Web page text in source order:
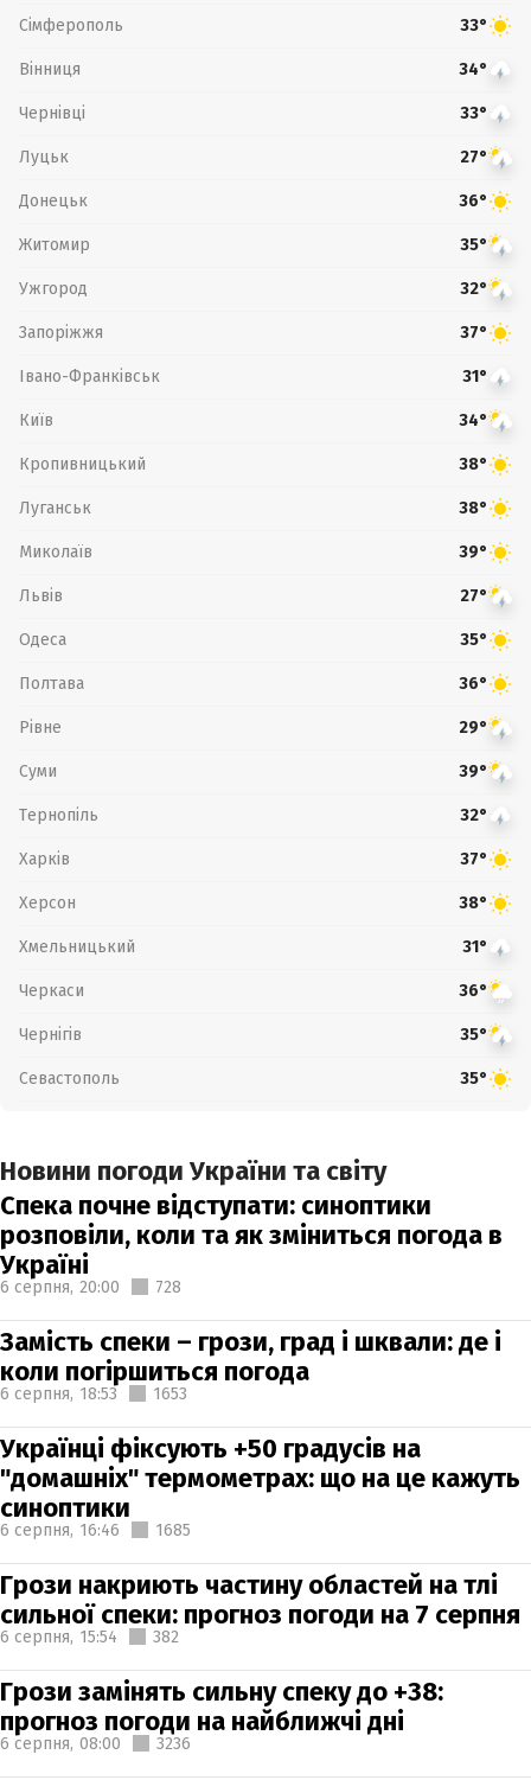
Сімферополь 33°
Вінниця 34°
Чернівці 33°
Луцьк 27°
Донецьк 36°
Житомир 35°
Ужгород 32°
Запоріжжя 37°
Івано-Франківськ 31°
Київ 34°
Кропивницький 38°
Луганськ 38°
Миколаїв 39°
Львів 27°
Одеса 35°
Полтава 36°
Рівне 29°
Суми 39°
Тернопіль 32°
Харків 37°
Херсон 38°
Хмельницький 31°
Черкаси 36°
Чернігів 35°
Севастополь 35°
Новини погоди України та світу
Спека почне відступати: синоптики
розповіли, коли та як зміниться погода в
Україні
6 серпня, 20:00 728
Замість спеки – грози, град і шквали: де і
коли погіршиться погода
6 серпня, 18:53 1653
Українці фіксують +50 градусів на
"домашніх" термометрах: що на це кажуть
синоптики
6 серпня, 16:46 1685
Грози накриють частину областей на тлі
сильної спеки: прогноз погоди на 7 серпня
6 серпня, 15:54 382
Грози замінять сильну спеку до +38:
прогноз погоди на найближчі дні
6 серпня, 08:00 3236